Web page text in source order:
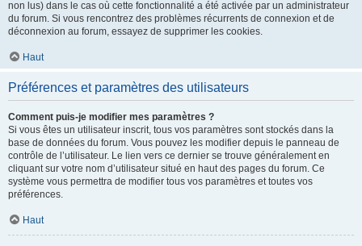
non lus) dans le cas où cette fonctionnalité a été activée par un administrateur
du forum. Si vous rencontrez des problèmes récurrents de connexion et de
déconnexion au forum, essayez de supprimer les cookies.
Haut
Préférences et paramètres des utilisateurs
Comment puis-je modifier mes paramètres ?
Si vous êtes un utilisateur inscrit, tous vos paramètres sont stockés dans la
base de données du forum. Vous pouvez les modifier depuis le panneau de
contrôle de l’utilisateur. Le lien vers ce dernier se trouve généralement en
cliquant sur votre nom d’utilisateur situé en haut des pages du forum. Ce
système vous permettra de modifier tous vos paramètres et toutes vos
préférences.
Haut